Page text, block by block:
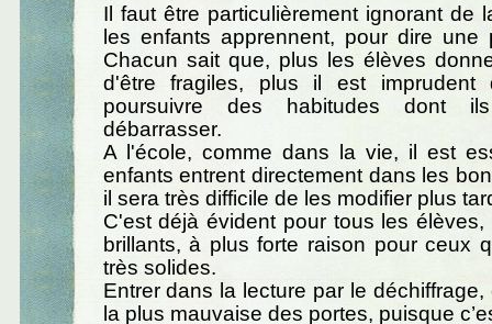
Il faut être particulièrement ignorant de
les enfants apprennent, pour dire une
Chacun sait que, plus les élèves
d'être fragiles, plus il est imprudent
poursuivre des habitudes dont
débarrasser.
A l'école, comme dans la vie, il est
enfants entrent directement dans les
il sera très difficile de les modifier plus
C'est déjà évident pour tous les
brillants, à plus forte raison pour ceux
très solides.
Entrer dans la lecture par le déchiffrage,
la plus mauvaise des portes, puisque